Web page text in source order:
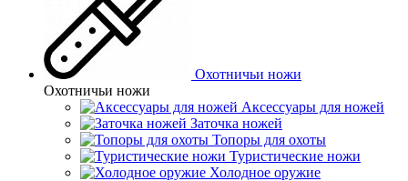
Охотничьи ножи
Охотничьи ножи
Аксессуары для ножей
Заточка ножей
Топоры для охоты
Туристические ножи
Холодное оружие